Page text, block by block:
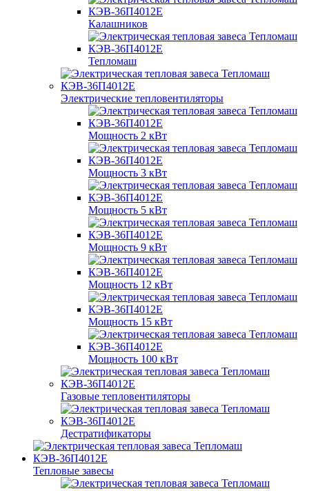
Калашников
Тепломаш
Электрические тепловентиляторы
Мощность 2 кВт
Мощность 3 кВт
Мощность 5 кВт
Мощность 9 кВт
Мощность 12 кВт
Мощность 15 кВт
Мощность 100 кВт
Газовые тепловентиляторы
Дестратификаторы
Тепловые завесы